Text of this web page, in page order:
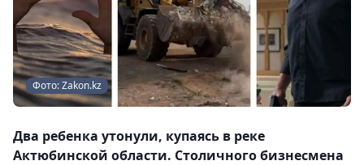
Фото: Zakon.kz
Два ребенка утонули, купаясь в реке
Актюбинской области. Столичного бизнесмена